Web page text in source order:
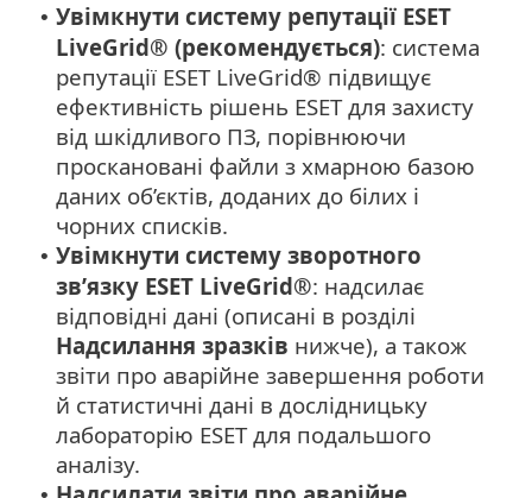
• Увімкнути систему репутації ESET
LiveGrid® (рекомендується): система
репутації ESET LiveGrid® підвищує
ефективність рішень ESET для захисту
від шкідливого ПЗ, порівнюючи
проскановані файли з хмарною базою
даних об’єктів, доданих до білих і
чорних списків.
• Увімкнути систему зворотного
зв’язку ESET LiveGrid®: надсилає
відповідні дані (описані в розділі
Надсилання зразків нижче), а також
звіти про аварійне завершення роботи
й статистичні дані в дослідницьку
лабораторію ESET для подальшого
аналізу.